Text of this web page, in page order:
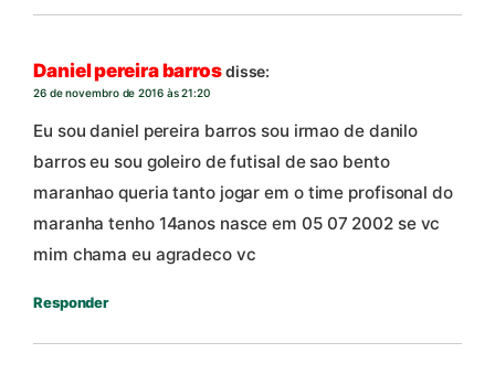
Daniel pereira barrosdisse:
26 de novembro de 2016 às 21:20
Eu sou daniel pereira barros sou irmao de danilo
barros eu sou goleiro de futisal de sao bento
maranhao queria tanto jogar em o time profisonal do
maranha tenho 14anos nasce em 05 07 2002 se vc
mim chama eu agradeco vc
Responder